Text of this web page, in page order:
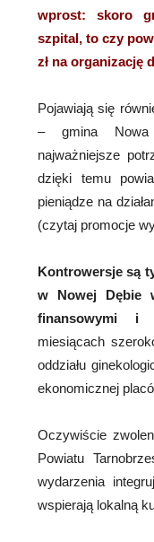
wprost: skoro
szpital, to czy
zł na organizację
Pojawiają się
– gmina
najważniejsze
dzięki temu
pieniądze na
(czytaj promocje
Kontrowersje są
w Nowej Dębie
finansowymi i
miesiącach
oddziału
ekonomicznej
Oczywiście
Powiatu
wydarzenia
wspierają lokalną